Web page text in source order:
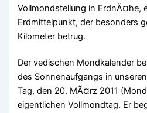
Vollmondstellung in ErdnÃ¤he,
Erdmittelpunkt, der besonders
Kilometer betrug.
Der vedischen Mondkalender
des Sonnenaufgangs in
Tag, den 20. MÃ¤rz 2011
eigentlichen Vollmondtag. Er